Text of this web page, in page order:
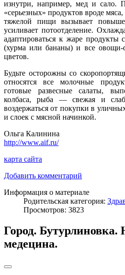
изнутри, например, мед и сало.
«серьезных» продуктов вроде
тяжелой пищи вызывает
усиливает потоотделение.
адаптироваться к жаре
(хурма или бананы) и все овощи-
цветов.
Будьте осторожны со
относятся все молочные
готовые развесные салаты,
колбаса, рыба — свежая и
воздержаться от покупки в
и слоек с мясной начинкой.
Ольга Калинина
http://www.aif.ru/
карта сайта
Добавить комментарий
Информация о материале
Родительская категория:
Просмотров: 3823
Город. Бутурлиновка.
медецина.